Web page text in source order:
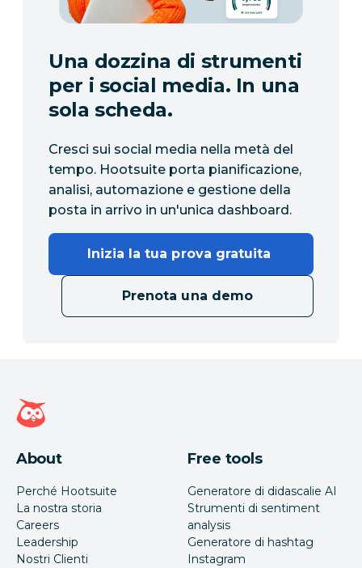
Una dozzina di strumenti
per i social media. In una
sola scheda.
Cresci sui social media nella metà del
tempo. Hootsuite porta pianificazione,
analisi, automazione e gestione della
posta in arrivo in un'unica dashboard.
Inizia la tua prova gratuita
Prenota una demo
Home page di Hootsuite
About
Perché Hootsuite
La nostra storia
Careers
Leadership
Nostri Clienti
Free tools
Generatore di didascalie AI
Strumenti di sentiment
analysis
Generatore di hashtag
Instagram